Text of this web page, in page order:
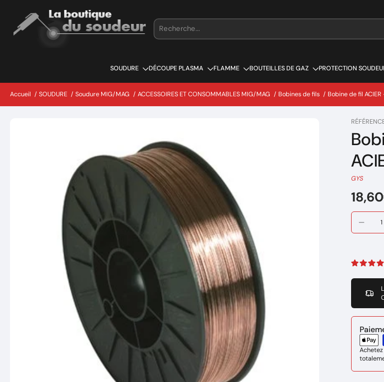
contenu
SOUDURE DÉCOUPE PLASMA FLAMME BOUTEILLES DE GAZ PROTECTION
Accueil / SOUDURE / Soudure MIG/MAG / ACCESSOIRES ET CONSOMMABLES MIG/MAG / Bobines de fils / Bobine de fil
GYS